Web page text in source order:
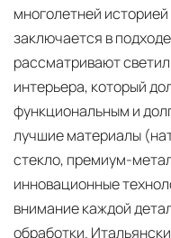
многолетней
заключается в
рассматривают
интерьера, который
функциональным и
лучшие материалы
стекло, премиум-
инновационные
внимание каждой
обработки.